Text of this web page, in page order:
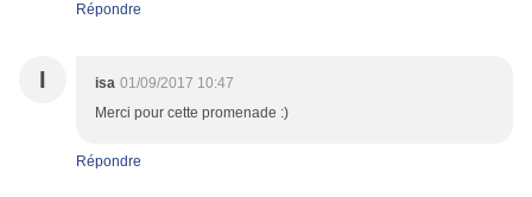
Répondre
I isa 01/09/2017 10:47
Merci pour cette promenade :)
Répondre